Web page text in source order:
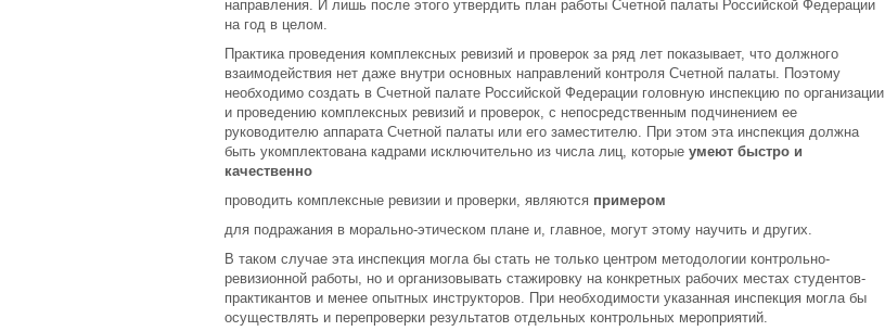
направления. И лишь после этого утвердить план работы Счетной палаты Российской Федерации
на год в целом.
Практика проведения комплексных ревизий и проверок за ряд лет показывает, что должного
взаимодействия нет даже внутри основных направлений контроля Счетной палаты. Поэтому
необходимо создать в Счетной палате Российской Федерации головную инспекцию по организации
и проведению комплексных ревизий и проверок, с непосредственным подчинением ее
руководителю аппарата Счетной палаты или его заместителю. При этом эта инспекция должна
быть укомплектована кадрами исключительно из числа лиц, которые умеют быстро и
качественно
проводить комплексные ревизии и проверки, являются примером
для подражания в морально-этическом плане и, главное, могут этому научить и других.
В таком случае эта инспекция могла бы стать не только центром методологии контрольно-
ревизионной работы, но и организовывать стажировку на конкретных рабочих местах студентов-
практикантов и менее опытных инструкторов. При необходимости указанная инспекция могла бы
осуществлять и перепроверки результатов отдельных контрольных мероприятий.